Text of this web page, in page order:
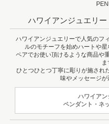
ハワイアンジュエリ
ハワイアンジュエリーで人気のフ
ルのモチーフを始めハートや
ペアでお使い頂けるような商品や
ま
ひとつひとつ丁寧に彫りが施され
味やメッセージが
ハワイア
ペンダント・ネ